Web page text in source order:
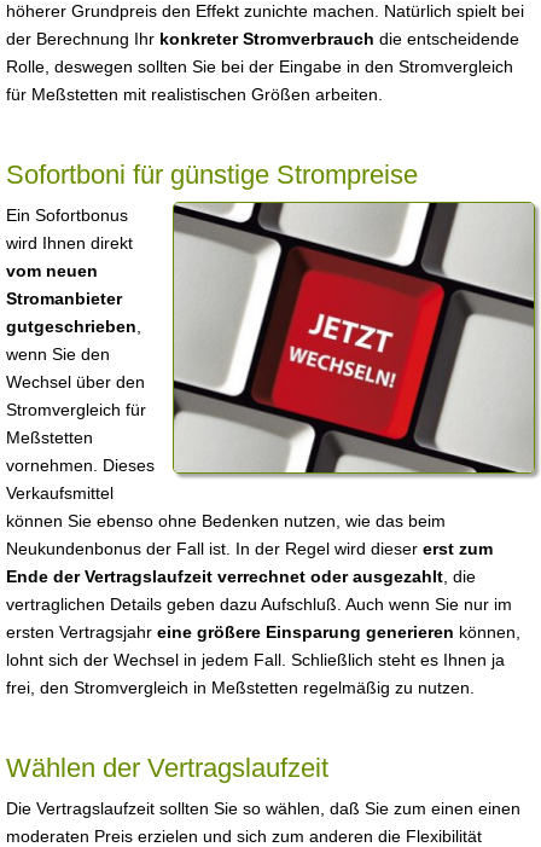
höherer Grundpreis den Effekt zunichte machen. Natürlich spielt bei
der Berechnung Ihr konkreter Stromverbrauch die entscheidende
Rolle, deswegen sollten Sie bei der Eingabe in den Stromvergleich
für Meßstetten mit realistischen Größen arbeiten.
Sofortboni für günstige Strompreise
Ein Sofortbonus
wird Ihnen direkt
vom neuen
Stromanbieter
gutgeschrieben
wenn Sie den
Wechsel über den
Stromvergleich für
Meßstetten
vornehmen. Dieses
Verkaufsmittel
können Sie ebenso ohne Bedenken nutzen, wie das beim
Neukundenbonus der Fall ist. In der Regel wird dieser erst zum
Ende der Vertragslaufzeit verrechnet oder ausgezahlt , die
vertraglichen Details geben dazu Aufschluß. Auch wenn Sie nur im
ersten Vertragsjahr eine größere Einsparung generieren können,
lohnt sich der Wechsel in jedem Fall. Schließlich steht es Ihnen ja
frei, den Stromvergleich in Meßstetten regelmäßig zu nutzen.
Wählen der Vertragslaufzeit
Die Vertragslaufzeit sollten Sie so wählen, daß Sie zum einen einen
moderaten Preis erzielen und sich zum anderen die Flexibilität